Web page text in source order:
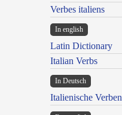
Verbes italiens
In english
Latin Dictionary
Italian Verbs
In Deutsch
Italienische Verben